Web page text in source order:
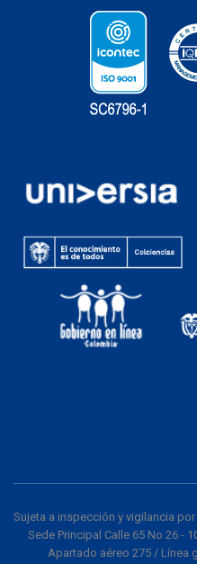
Sujeta a inspección y vigilancia
Sede Principal Calle 65 No 26 -
Apartado aéreo 275 / Línea